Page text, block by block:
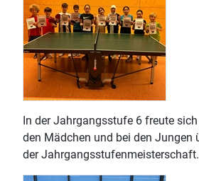
In der Jahrgangsstufe 6 freute
den Mädchen und bei den Jungen
der Jahrgangsstufenmeisterschaft.